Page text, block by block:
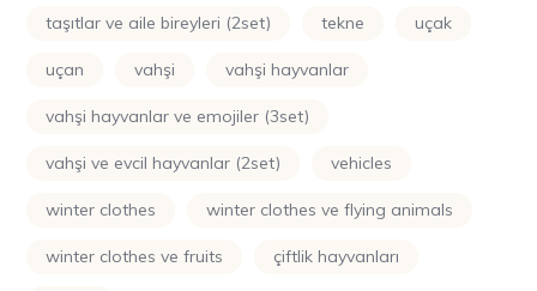
taşıtlar ve aile bireyleri (2set) tekne uçak
uçan vahşi vahşi hayvanlar
vahşi hayvanlar ve emojiler (3set)
vahşi ve evcil hayvanlar (2set) vehicles
winter clothes winter clothes ve flying animals
winter clothes ve fruits çiftlik hayvanları